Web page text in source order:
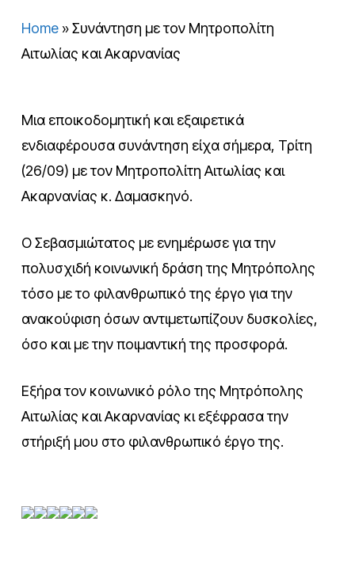
Home»Συνάντηση με τον Μητροπολίτη
Αιτωλίας και Ακαρνανίας
Μια εποικοδομητική και εξαιρετικά
ενδιαφέρουσα συνάντηση είχα σήμερα, Τρίτη
(26/09) με τον Μητροπολίτη Αιτωλίας και
Ακαρνανίας κ. Δαμασκηνό.
Ο Σεβασμιώτατος με ενημέρωσε για την
πολυσχιδή κοινωνική δράση της Μητρόπολης
τόσο με το φιλανθρωπικό της έργο για την
ανακούφιση όσων αντιμετωπίζουν δυσκολίες,
όσο και με την ποιμαντική της προσφορά.
Εξήρα τον κοινωνικό ρόλο της Μητρόπολης
Αιτωλίας και Ακαρνανίας κι εξέφρασα την
στήριξή μου στο φιλανθρωπικό έργο της.